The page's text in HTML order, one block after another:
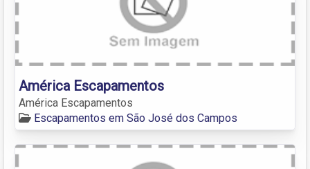
América Escapamentos
América Escapamentos
Escapamentos em São José dos Campos